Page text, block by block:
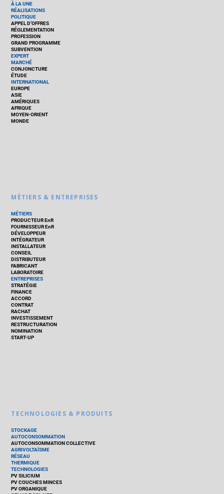
À LA UNE
RÉALISATIONS
POLITIQUE
APPEL D’OFFRES
RÉGLEMENTATION
PROFESSION
GRAND PROGRAMME
SUBVENTION
EXPERT
MARCHÉ
CONJONCTURE
ÉTUDE
INTERNATIONAL
EUROPE
ASIE
AMÉRIQUES
AFRIQUE
MOYEN-ORIENT
MONDE
MÉTIERS & ENTREPRISES
MÉTIERS
PRODUCTEUR EnR
FOURNISSEUR EnR
DÉVELOPPEUR
INTÉGRATEUR
INSTALLATEUR
CONSEIL
DISTRIBUTEUR
FABRICANT
LABORATOIRE
ENTREPRISES
STRATÉGIE
FINANCE
ACCORD
CONTRAT
RACHAT
INVESTISSEMENT
RESTRUCTURATION
NOMINATION
START-UP
TECHNOLOGIES & PRODUITS
STOCKAGE
AUTOCONSOMMATION
AUTOCONSOMMATION COLLECTIVE
AGRIVOLTAÏSME
RÉSEAU
THERMIQUE
TECHNOLOGIES
PV SILICIUM
PV COUCHES MINCES
PV ORGANIQUE